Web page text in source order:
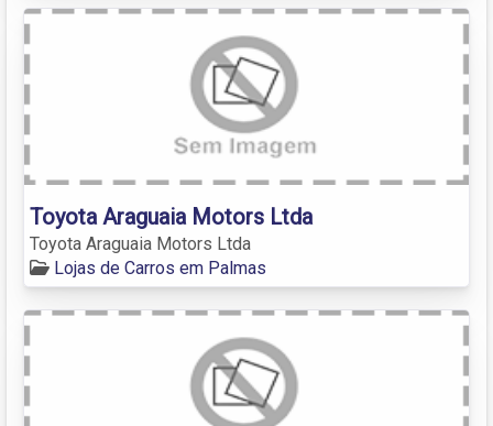
Toyota Araguaia Motors Ltda
Toyota Araguaia Motors Ltda
Lojas de Carros em Palmas